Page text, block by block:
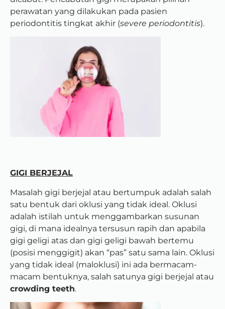
perawatan yang dilakukan pada pasien
periodontitis tingkat akhir (severe periodontitis).
GIGI BERJEJAL
Masalah gigi berjejal atau bertumpuk adalah salah
satu bentuk dari oklusi yang tidak ideal. Oklusi
adalah istilah untuk menggambarkan susunan
gigi, di mana idealnya tersusun rapih dan apabila
gigi geligi atas dan gigi geligi bawah bertemu
(posisi menggigit) akan “pas” satu sama lain. Oklusi
yang tidak ideal (maloklusi) ini ada bermacam-
macam bentuknya, salah satunya gigi berjejal atau
crowding teeth.